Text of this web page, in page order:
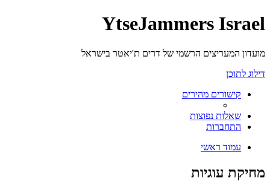
YtseJammers Israel
מועדון המעריצים הרשמי של דרים ת'יאטר בישראל
דילוג לתוכן
קישורים מהירים
שאלות נפוצות
התחברות
עמוד ראשי
מחיקת עוגיות